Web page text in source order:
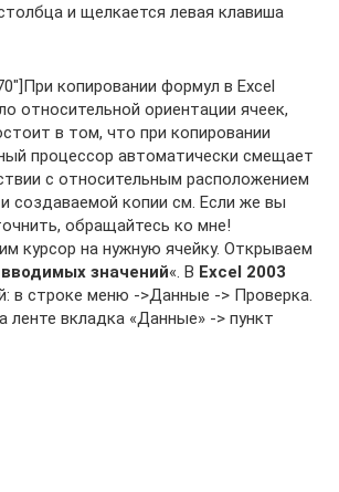
и щелкается левая клавиша
копировании формул в Excel
относительной ориентации ячеек,
в том, что при копировании
процессор автоматически смещает
с относительным расположением
создаваемой копии см. Если же вы
обращайтесь ко мне!
курсор на нужную ячейку. Открываем
значений«. В Excel 2003
в строке меню ->Данные -> Проверка.
ленте вкладка «Данные» -> пункт